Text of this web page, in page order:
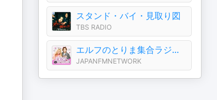
スタンド・バイ・見取り図
TBS RADIO
エルフのとりま集合ラジオ！
JAPANFMNETWORK